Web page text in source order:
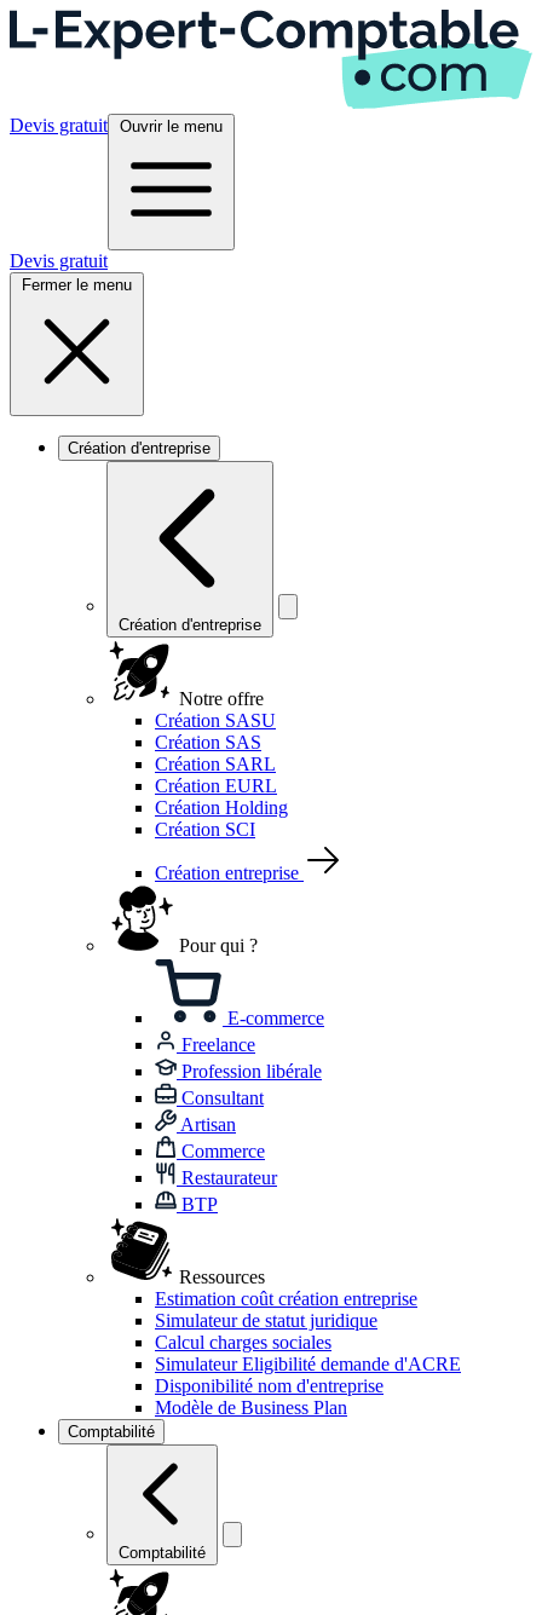
Devis gratuit Ouvrir le menu
Devis gratuit
Fermer le menu
Création d'entreprise
Création d'entreprise
Notre offre
Création SASU
Création SAS
Création SARL
Création EURL
Création Holding
Création SCI
Création entreprise
Pour qui ?
E-commerce
Freelance
Profession libérale
Consultant
Artisan
Commerce
Restaurateur
BTP
Ressources
Estimation coût création entreprise
Simulateur de statut juridique
Calcul charges sociales
Simulateur Eligibilité demande d'ACRE
Disponibilité nom d'entreprise
Modèle de Business Plan
Comptabilité
Comptabilité